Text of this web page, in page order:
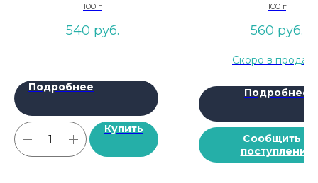
100 г
540 руб.
Подробнее
Купить
100 г
560 руб.
Подробнее
Сообщить о
поступлении